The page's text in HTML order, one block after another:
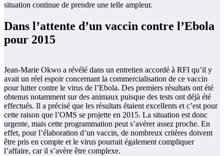
situation continue de prendre une telle ampleur.
Dans l’attente d’un vaccin contre l’Ebola
pour 2015
Jean-Marie Okwo a révélé dans un entretien accordé à RFI qu’il y
avait un réel espoir concernant la commercialisation de ce vaccin
pour lutter contre le virus de l’Ebola. Des premiers résultats ont été
obtenus notamment sur des animaux puisque des tests ont déjà été
effectués. Il a précisé que les résultats étaient excellents et c’est pour
cette raison que l’OMS se projette en 2015. La situation est donc
urgente, mais cette programmation peut s’avérer assez proche. En
effet, pour l’élaboration d’un vaccin, de nombreux critères doivent
être pris en compte et le virus pourrait également compliquer
l’affaire, car il s’avère être complexe.